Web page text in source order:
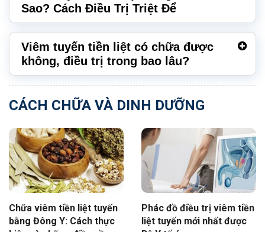
Sao? Cách Điều Trị Triệt Để
Viêm tuyến tiền liệt có chữa được
không, điều trị trong bao lâu?
CÁCH CHỮA VÀ DINH DƯỠNG
Chữa viêm tiền liệt tuyến
bằng Đông Y: Cách thực
Phác đồ điều trị viêm tiền
liệt tuyến mới nhất được